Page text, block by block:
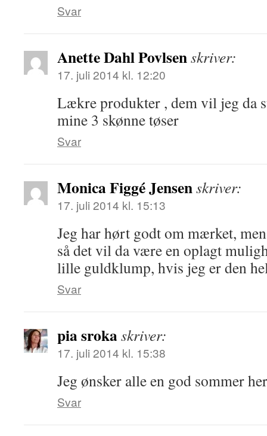
Svar
Anette Dahl Povlsenskriver:
17. juli 2014 kl. 12:20
Lækre produkter , dem vil jeg da
mine 3 skønne tøser
Svar
Monica Figgé Jensenskriver:
17. juli 2014 kl. 15:13
Jeg har hørt godt om mærket,
så det vil da være en oplagt
lille guldklump, hvis jeg er den
Svar
pia srokaskriver:
17. juli 2014 kl. 15:38
Jeg ønsker alle en god sommer
Svar